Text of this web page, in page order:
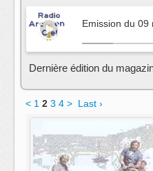
Emission du 09
Dernière édition du
< 1 2 3 4 > Last ›